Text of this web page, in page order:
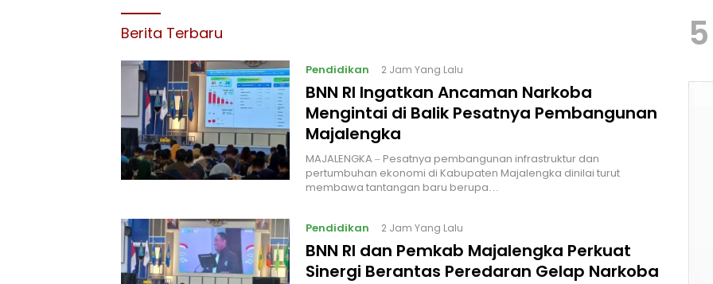
Berita Terbaru
Pendidikan 2 Jam Yang Lalu
BNN RI Ingatkan Ancaman Narkoba
Mengintai di Balik Pesatnya Pembangunan
Majalengka
MAJALENGKA – Pesatnya pembangunan infrastruktur dan
pertumbuhan ekonomi di Kabupaten Majalengka dinilai turut
membawa tantangan baru berupa…
Pendidikan 2 Jam Yang Lalu
BNN RI dan Pemkab Majalengka Perkuat
Sinergi Berantas Peredaran Gelap Narkoba
5